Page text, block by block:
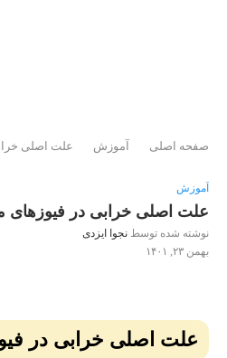
صفحه اصلی آموزش علت اصلی
آموزش
علت اصلی خرابی در فیوزهای
نوشته شده توسط نجوا ایزدی
بهمن ۲۳, ۱۴۰۱
علت اصلی خرابی در